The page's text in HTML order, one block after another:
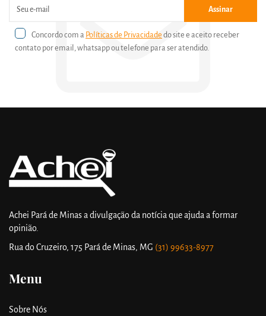
Assinar
Concordo com a Políticas de Privacidade do site e aceito receber
contato por email, whatsapp ou telefone para ser atendido.
Achei Pará de Minas a divulgação da notícia que ajuda a formar
opinião.
Rua do Cruzeiro, 175 Pará de Minas, MG (31) 99633-8977
Menu
Sobre Nós